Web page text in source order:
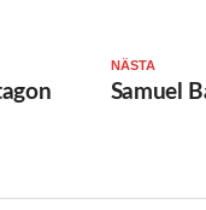
NÄSTA
Samuel